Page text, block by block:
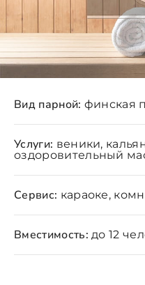
Вид парной: финская
Услуги: веники,
оздоровительный
Сервис: караоке,
Вместимость: до 12